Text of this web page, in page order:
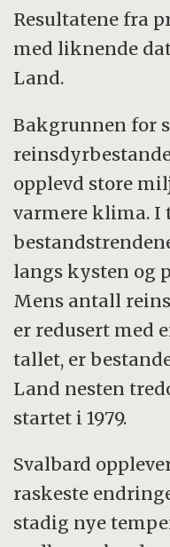
Resultatene fra
med liknende
Land.
Bakgrunnen for
opplevd store
varmere klima. I
langs kysten og
Mens antall
er redusert med
tallet, er
Land nesten
startet i 1979.
Svalbard
raskeste
stadig nye